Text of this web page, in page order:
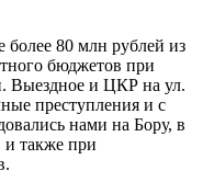
более 80 млн рублей из
бюджетов при
Выездное и ЦКР на ул.
преступления и с
нами на Бору, в
и также при